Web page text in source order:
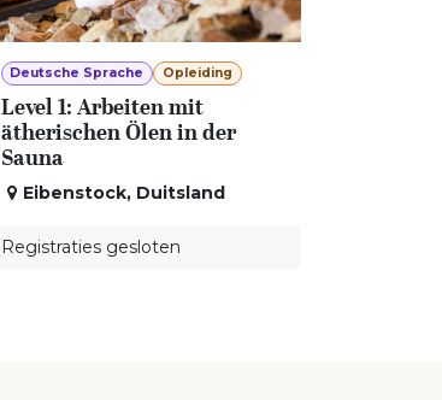
Deutsche Sprache Opleiding
Level 1: Arbeiten mit
ätherischen Ölen in der
Sauna
Eibenstock, Duitsland
Registraties gesloten